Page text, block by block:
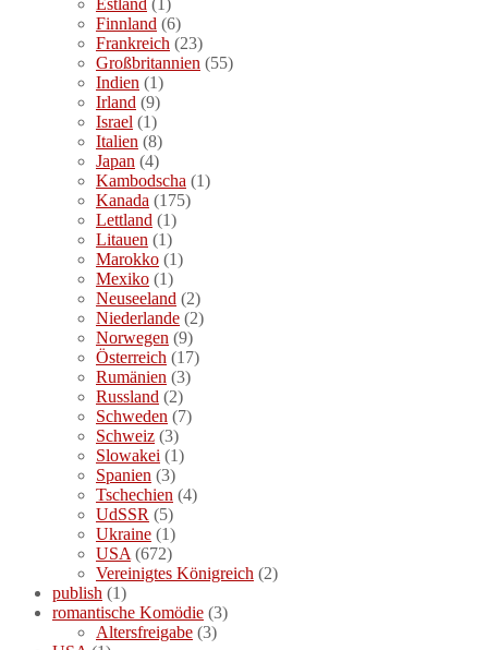
Finnland (6)
Frankreich (23)
Großbritannien (55)
Indien (1)
Irland (9)
Israel (1)
Italien (8)
Japan (4)
Kambodscha (1)
Kanada (175)
Lettland (1)
Litauen (1)
Marokko (1)
Mexiko (1)
Neuseeland (2)
Niederlande (2)
Norwegen (9)
Österreich (17)
Rumänien (3)
Russland (2)
Schweden (7)
Schweiz (3)
Slowakei (1)
Spanien (3)
Tschechien (4)
UdSSR (5)
Ukraine (1)
USA (672)
Vereinigtes Königreich (2)
publish (1)
romantische Komödie (3)
Altersfreigabe (3)